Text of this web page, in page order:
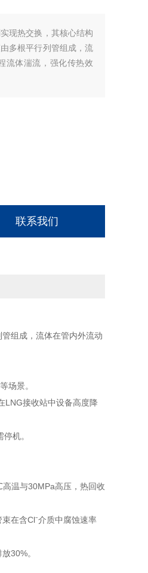
现热交换，其核心结构
多根平行列管组成，流
流体湍流，强化传热效
联系我们
组成，流体在管内外流动
场景。
LNG接收站中设备高度降
机。
温与30MPa高压，热回收
在含Cl⁻介质中腐蚀速率
30%。